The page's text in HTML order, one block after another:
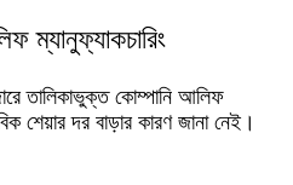
ম্যানুফ্যাকচারিং
তালিকাভুক্ত কোম্পানি আলিফ
শেয়ার দর বাড়ার কারণ জানা নেই।